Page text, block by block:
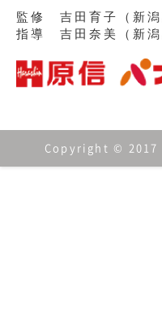
監修 吉田育子（新潟
指導 吉田奈美（新潟
Copyright © 2017